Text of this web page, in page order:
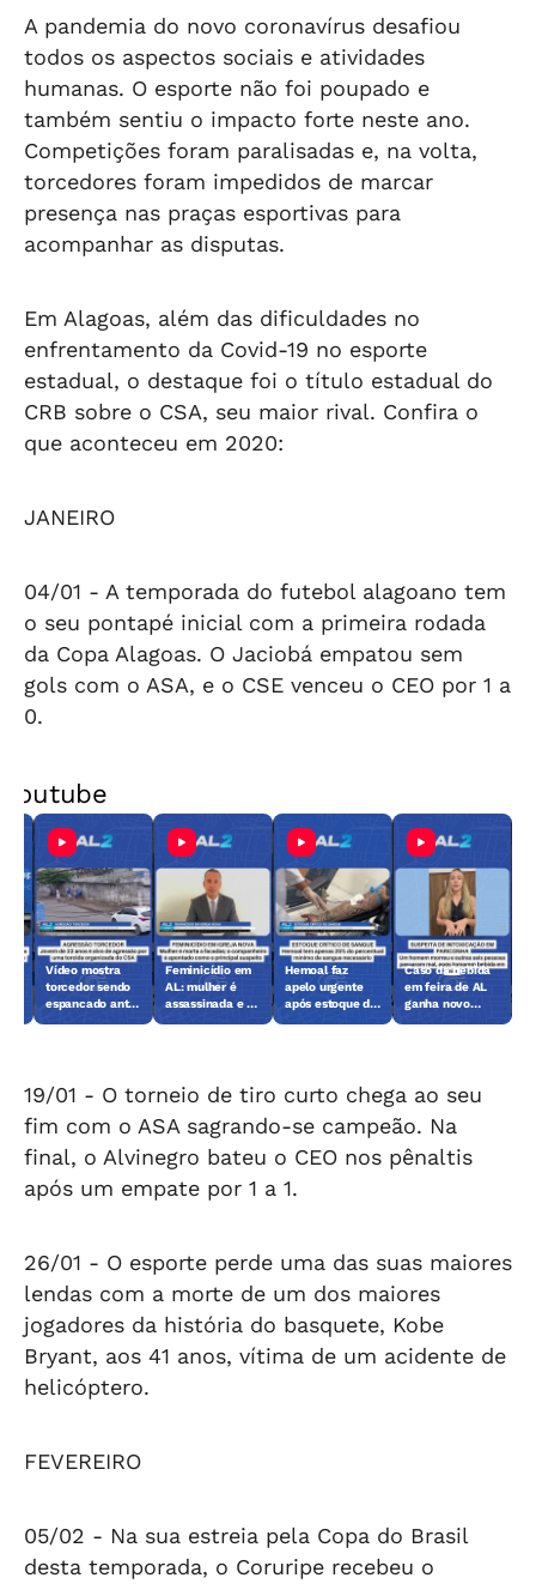
A pandemia do novo coronavírus desafiou
todos os aspectos sociais e atividades
humanas. O esporte não foi poupado e
também sentiu o impacto forte neste ano.
Competições foram paralisadas e, na volta,
torcedores foram impedidos de marcar
presença nas praças esportivas para
acompanhar as disputas.
Em Alagoas, além das dificuldades no
enfrentamento da Covid-19 no esporte
estadual, o destaque foi o título estadual do
CRB sobre o CSA, seu maior rival. Confira o
que aconteceu em 2020:
JANEIRO
04/01 - A temporada do futebol alagoano tem
o seu pontapé inicial com a primeira rodada
da Copa Alagoas. O Jaciobá empatou sem
gols com o ASA, e o CSE venceu o CEO por 1 a
0.
Vídeo mostra
torcedor sendo
espancado antes
Feminicídio em
AL: mulher é
assassinada e ex
Hemoal faz
apelo urgente
após estoque de
Caso da bebida
em feira de AL
ganha novo
19/01 - O torneio de tiro curto chega ao seu
fim com o ASA sagrando-se campeão. Na
final, o Alvinegro bateu o CEO nos pênaltis
após um empate por 1 a 1.
26/01 - O esporte perde uma das suas maiores
lendas com a morte de um dos maiores
jogadores da história do basquete, Kobe
Bryant, aos 41 anos, vítima de um acidente de
helicóptero.
FEVEREIRO
05/02 - Na sua estreia pela Copa do Brasil
desta temporada, o Coruripe recebeu o